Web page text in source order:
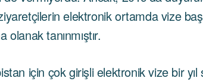
elektronik ortamda vize
olanak tanınmıştır.
için çok girişli elektronik vize bir